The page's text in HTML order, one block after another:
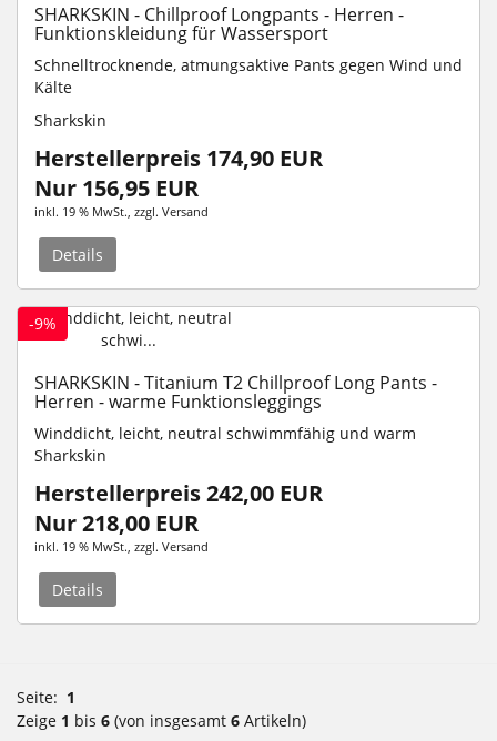
SHARKSKIN - Chillproof Longpants - Herren -
Funktionskleidung für Wassersport
Schnelltrocknende, atmungsaktive Pants gegen Wind und
Kälte
Sharkskin
Herstellerpreis 174,90 EUR
Nur 156,95 EUR
inkl. 19 % MwSt. , zzgl. Versand
Details
-9%
SHARKSKIN - Titanium T2 Chillproof Long Pants -
Herren - warme Funktionsleggings
Winddicht, leicht, neutral schwimmfähig und warm
Sharkskin
Herstellerpreis 242,00 EUR
Nur 218,00 EUR
inkl. 19 % MwSt. , zzgl. Versand
Details
Seite: 1
Zeige 1 bis 6 (von insgesamt 6 Artikeln)